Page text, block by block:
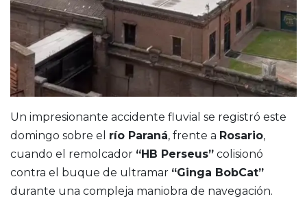
Un impresionante accidente fluvial se registró este
domingo sobre el río Paraná, frente a Rosario,
cuando el remolcador “HB Perseus” colisionó
contra el buque de ultramar “Ginga BobCat”
durante una compleja maniobra de navegación.